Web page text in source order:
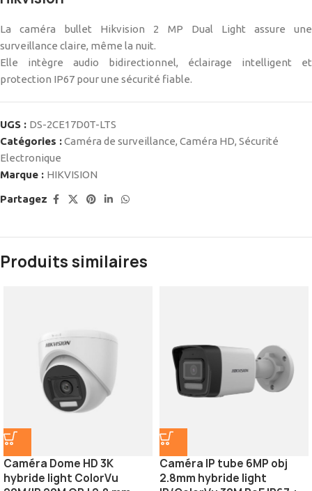
La caméra bullet Hikvision 2 MP Dual Light assure une
surveillance claire, même la nuit.
Elle intègre audio bidirectionnel, éclairage intelligent et
protection IP67 pour une sécurité fiable.
UGS : DS-2CE17D0T-LTS
Catégories :Caméra de surveillance, Caméra HD, Sécurité
Electronique
Marque : HIKVISION
Partagez
Produits similaires
Caméra Dome HD 3K
hybride light ColorVu
Caméra IP tube 6MP obj
2.8mm hybride light